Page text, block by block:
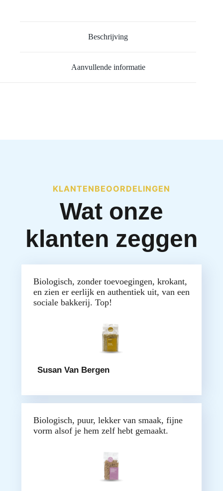
Beschrijving
Aanvullende informatie
KLANTENBEOORDELINGEN
Wat onze
klanten zeggen
Biologisch, zonder toevoegingen, krokant,
en zien er eerlijk en authentiek uit, van een
sociale bakkerij. Top!
Susan Van Bergen
Biologisch, puur, lekker van smaak, fijne
vorm alsof je hem zelf hebt gemaakt.